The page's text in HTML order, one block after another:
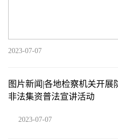
2023-07-07
图片新闻|各地检察机关开展
非法集资普法宣讲活动
2023-07-07